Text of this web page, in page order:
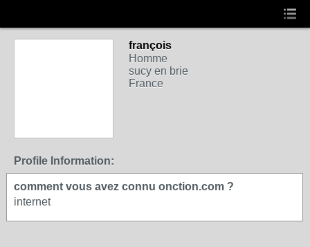
françois
Homme
sucy en brie
France
Profile Information:
comment vous avez connu onction.com ?
internet